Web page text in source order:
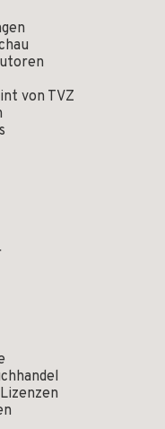
von TVZ